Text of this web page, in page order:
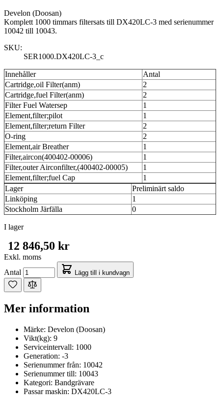
Develon (Doosan)
Komplett 1000 timmars filtersats till DX420LC-3 med serienummer
10042 till 10043.
SKU:
SER1000.DX420LC-3_c
Innehåller
Antal
Cartridge,oil Filter(anm)
2
Cartridge,fuel Filter(anm)
2
Filter Fuel Watersep
1
Element,filter;pilot
1
Element,filter;return Filter
2
O-ring
2
Element,air Breather
1
Filter,aircon(400402-00006)
1
Filter,outer Airconfilter,(400402-00005)
1
Element,filter;fuel Cap
1
Lager
Preliminärt saldo
Linköping
1
Stockholm Järfälla
0
I lager
12 846,50 kr
Exkl. moms
Antal
Lägg till i kundvagn
Mer information
Märke: Develon (Doosan)
Vikt(kg): 9
Serviceintervall: 1000
Generation: -3
Serienummer från: 10042
Serienummer till: 10043
Kategori: Bandgrävare
Passar maskin: DX420LC-3